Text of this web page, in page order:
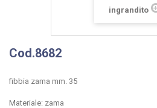
ingrandito
Cod.8682
fibbia zama mm. 35
Materiale: zama